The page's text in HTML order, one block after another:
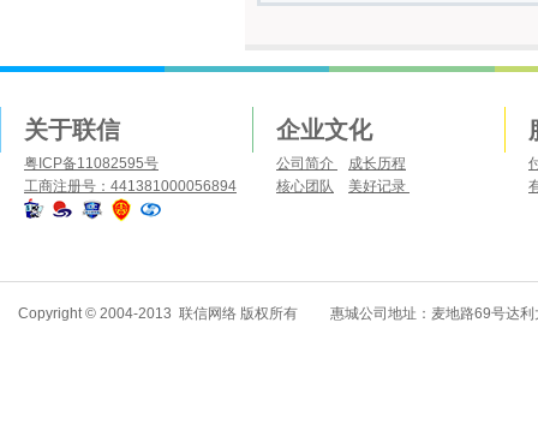
关于联信
粤ICP备11082595号
工商注册号：441381000056894
企业文化
公司简介
成长历程
核心团队
美好记录
Copyright© 2004-2013 联信网络 版权所有 惠城公司地址：麦地路69号达